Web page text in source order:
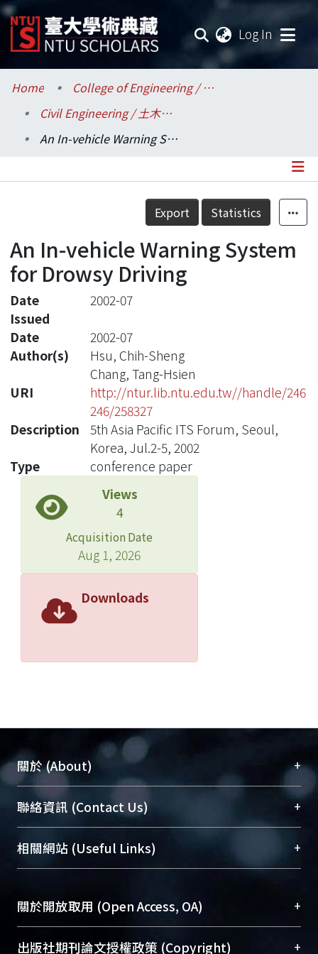
Log In
Communities & Collections
Research Outputs
Statistics
Home
College of Engineering / 工學院
Civil Engineering / 土木工程學系
An In-vehicle Warning System for Drowsy Driving
Details
Export Statistics
An In-vehicle Warning System
for Drowsy Driving
Date
Issued
2002-07
Date
2002-07
Author(s)
Hsu, Chih-Sheng
Chang, Tang-Hsien
URI
http://ntur.lib.ntu.edu.tw//handle/246
246/258327
Description
5th Asia Pacific ITS Forum, Seoul,
Korea, Jul.2-5, 2002
Type
conference paper
Views
4
Acquisition Date
Aug 1, 2026
Downloads
關於 (About) +
臺大位居世界頂尖大學之列，為永久珍藏及向國際
展現本校豐碩的研究成果及學術能量，圖書館整合
機構典藏（NTUR）與學術庫（AH）不同功能平
台，成為臺大學術典藏NTU scholars。期能整合研
究能量、促進交流合作、保存學術產出、推廣研究
成果。
To permanently archive and promote researcher
profiles and scholarly works, Library integrates the
聯絡資訊 (Contact Us) +
總館學科館員(Main Library)
醫學圖書館學科館員(Medical Library)
Sciences Library)
相關網站 (Useful Links) +
關於開放取用 (Open Access, OA) +
開放取用是從使用者角度提升資訊取用性的社會運
出版社期刊論文授權政策 (Copyright) +